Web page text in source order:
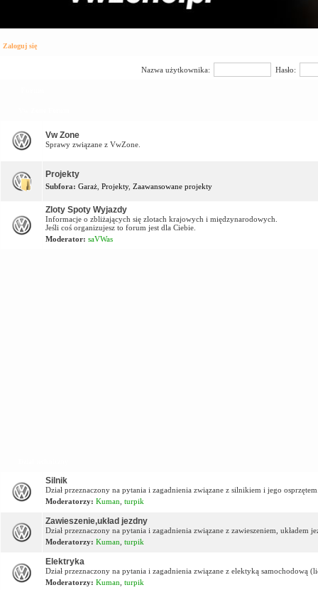
Zaloguj się
Nazwa użytkownika: Hasło:
Vw Zone
Sprawy związane z VwZone.
Projekty
Subfora: Garaż Projekty, Zaawansowane projekty
Zloty Spoty Wyjazdy
Informacje o zbliżających się zlotach krajowych i międzynarodowych.
Jeśli coś organizujesz to forum jest dla Ciebie.
Moderator: saVWas
Silnik
Dział przeznaczony na pytania i zagadnienia związane z silnikiem i jego
Moderatorzy: Kuman turpik
Zawieszenie,układ jezdny
Dział przeznaczony na pytania i zagadnienia związane z zawieszeniem, układem
Moderatorzy: Kuman turpik
Elektryka
Dział przeznaczony na pytania i zagadnienia związane z elektyką samochodową
Moderatorzy: Kuman turpik